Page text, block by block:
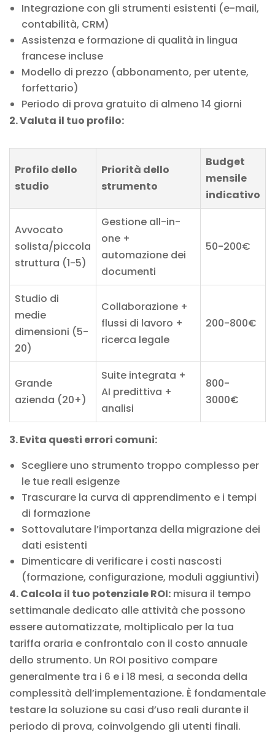
Integrazione con gli strumenti esistenti (e-mail,
contabilità, CRM)
Assistenza e formazione di qualità in lingua
francese incluse
Modello di prezzo (abbonamento, per utente,
forfettario)
Periodo di prova gratuito di almeno 14 giorni
2. Valuta il tuo profilo:
Profilo dello
studio
Priorità dello
strumento
Budget
mensile
indicativo
Avvocato
solista/piccola
struttura (1-5)
Gestione all-in-
one +
automazione dei
documenti
50-200€
Studio di
medie
dimensioni (5-
20)
Collaborazione +
flussi di lavoro +
ricerca legale
200-800€
Grande
azienda (20+)
Suite integrata +
AI predittiva +
analisi
800-
3000€
3. Evita questi errori comuni:
Scegliere uno strumento troppo complesso per
le tue reali esigenze
Trascurare la curva di apprendimento e i tempi
di formazione
Sottovalutare l’importanza della migrazione dei
dati esistenti
Dimenticare di verificare i costi nascosti
(formazione, configurazione, moduli aggiuntivi)
4. Calcola il tuo potenziale ROI: misura il tempo
settimanale dedicato alle attività che possono
essere automatizzate, moltiplicalo per la tua
tariffa oraria e confrontalo con il costo annuale
dello strumento. Un ROI positivo compare
generalmente tra i 6 e i 18 mesi, a seconda della
complessità dell’implementazione. È fondamentale
testare la soluzione su casi d’uso reali durante il
periodo di prova, coinvolgendo gli utenti finali.